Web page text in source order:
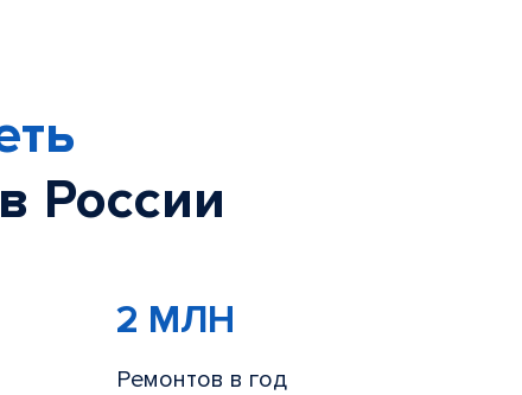
России
2 МЛН
Ремонтов в год